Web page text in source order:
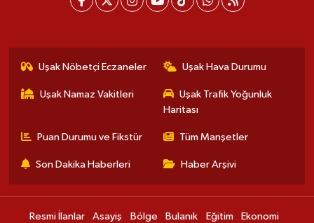
Uşak Nöbetçi Eczaneler Uşak Hava Durumu
Uşak Namaz Vakitleri
Uşak Trafik Yoğunluk
Haritası
Puan Durumu ve Fikstür Tüm Manşetler
Son Dakika Haberleri Haber Arşivi
Resmi İlanlar Asayiş Bölge Bulanık Eğitim Ekonomi